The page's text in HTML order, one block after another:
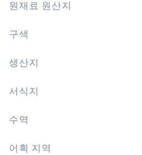
원재료 원산지
구색
생산지
서식지
수역
어획 지역